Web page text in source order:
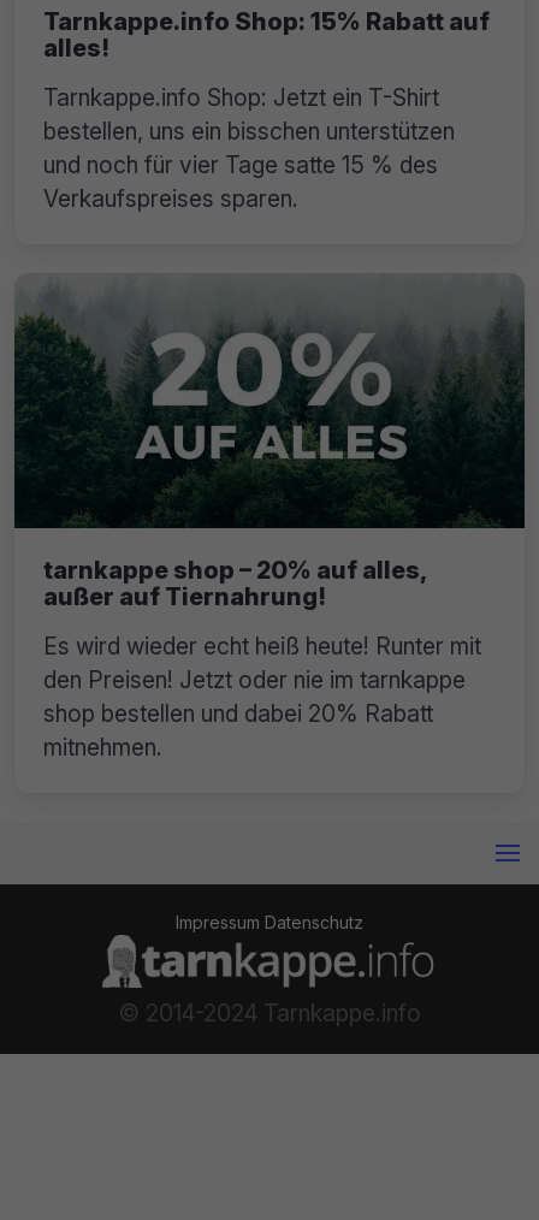
Tarnkappe.info Shop: 15% Rabatt auf
alles!
Tarnkappe.info Shop: Jetzt ein T-Shirt
bestellen, uns ein bisschen unterstützen
und noch für vier Tage satte 15 % des
Verkaufspreises sparen.
tarnkappe shop – 20% auf alles,
außer auf Tiernahrung!
Es wird wieder echt heiß heute! Runter mit
den Preisen! Jetzt oder nie im tarnkappe
shop bestellen und dabei 20% Rabatt
mitnehmen.
Impressum Datenschutz
© 2014-2024 Tarnkappe.info